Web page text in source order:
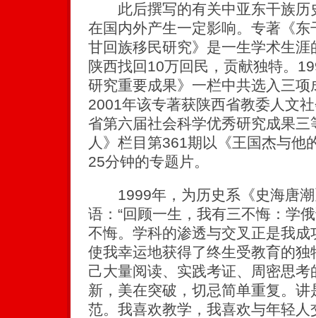
此后撰写的有关中亚东干族历
在国内外产生一定影响。专著《
甘回族移民研究》是一生学术生
陕西找回10万回民，贡献独特。
研究重要成果》一栏中共选入三
2001年该专著获陕西省教委人文
省第六届社会科学优秀研究成果
人》栏目第361期以《王国杰与他
25分钟的专题片。
1999年，为历史系《史海唐潮
语：“回顾一生，我有三不悔：学
不悔。学科的渗透与交叉正是我
使我幸运地获得了终生受教育的
己大量阅读、实践考证、周密思
新，美在突破，切忌简单重复。
范。我喜欢教学，我喜欢与年轻人